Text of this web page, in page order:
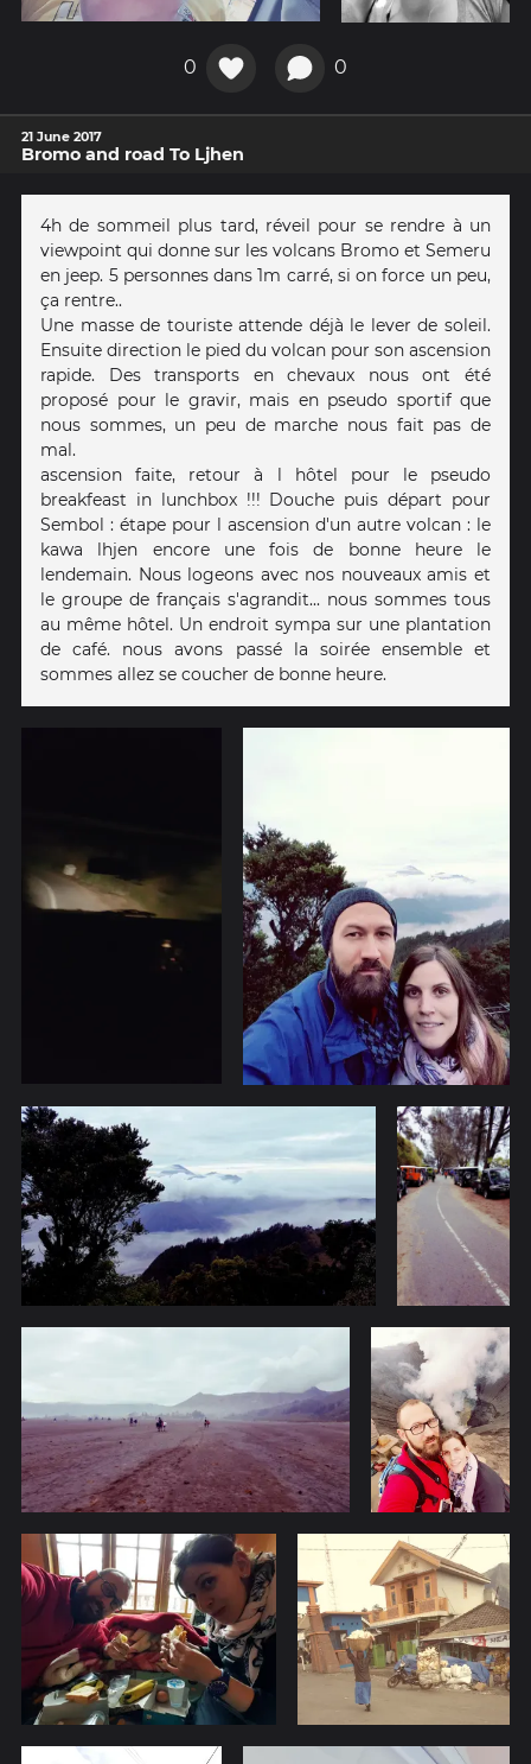
0 0
21 June 2017
Bromo and road To Ljhen
4h de sommeil plus tard, réveil pour se rendre à un
viewpoint qui donne sur les volcans Bromo et Semeru
en jeep. 5 personnes dans 1m carré, si on force un peu,
ça rentre..
Une masse de touriste attende déjà le lever de soleil.
Ensuite direction le pied du volcan pour son ascension
rapide. Des transports en chevaux nous ont été
proposé pour le gravir, mais en pseudo sportif que
nous sommes, un peu de marche nous fait pas de
mal.
ascension faite, retour à l hôtel pour le pseudo
breakfeast in lunchbox !!! Douche puis départ pour
Sembol : étape pour l ascension d'un autre volcan : le
kawa lhjen encore une fois de bonne heure le
lendemain. Nous logeons avec nos nouveaux amis et
le groupe de français s'agrandit... nous sommes tous
au même hôtel. Un endroit sympa sur une plantation
de café. nous avons passé la soirée ensemble et
sommes allez se coucher de bonne heure.